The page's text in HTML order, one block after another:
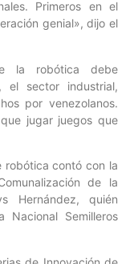
Primeros en el
genial», dijo el
la robótica debe
el sector industrial,
por venezolanos.
jugar juegos que
robótica contó con la
de la
Hernández, quién
Semilleros